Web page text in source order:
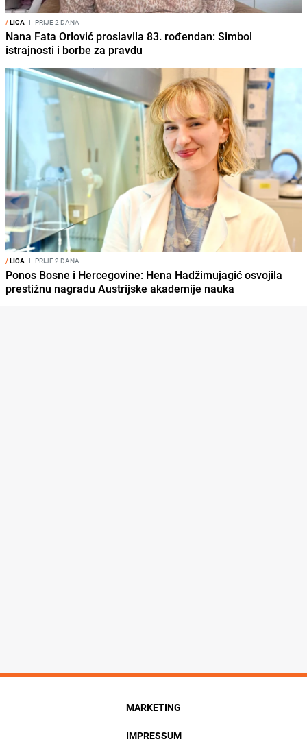
/LICA I PRIJE 2 DANA
Nana Fata Orlović proslavila 83. rođendan: Simbol
istrajnosti i borbe za pravdu
/LICA I PRIJE 2 DANA
Ponos Bosne i Hercegovine: Hena Hadžimujagić osvojila
prestižnu nagradu Austrijske akademije nauka
MARKETING
IMPRESSUM